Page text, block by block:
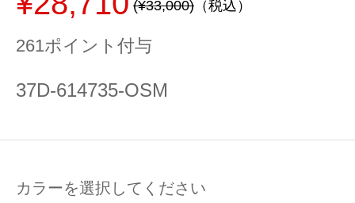
(¥33,000) （税込）
261ポイント付与
37D-614735-OSM
カラーを選択してください